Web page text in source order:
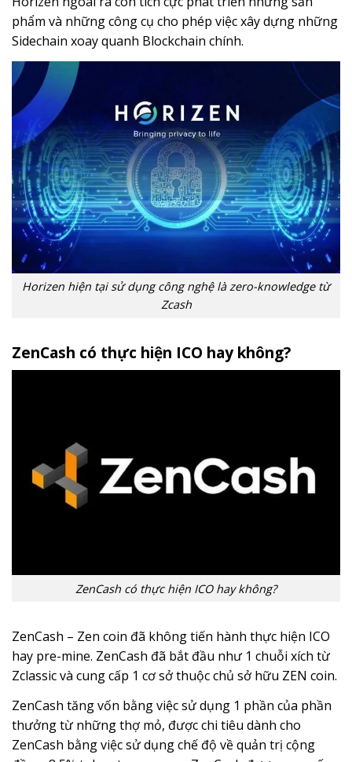
phẩm và những công cụ cho phép việc xây dựng những
Sidechain xoay quanh Blockchain chính.
Horizen hiện tại sử dụng công nghệ là zero-knowledge từ
Zcash
ZenCash có thực hiện ICO hay không?
ZenCash có thực hiện ICO hay không?
ZenCash – Zen coin đã không tiến hành thực hiện ICO
hay pre-mine. ZenCash đã bắt đầu như 1 chuỗi xích từ
Zclassic và cung cấp 1 cơ sở thuộc chủ sở hữu ZEN coin.
ZenCash tăng vốn bằng việc sử dụng 1 phần của phần
thưởng từ những thợ mỏ, được chi tiêu dành cho
ZenCash bằng việc sử dụng chế độ về quản trị cộng